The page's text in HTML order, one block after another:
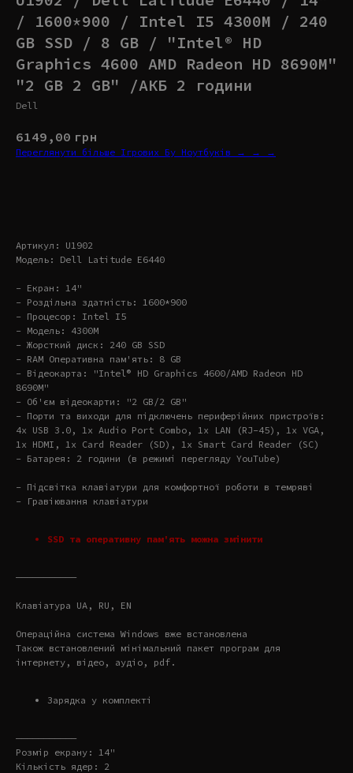
/ 1600*900 / Intel I5 4300M / 240
GB SSD / 8 GB / "Intel® HD
Graphics 4600 AMD Radeon HD 8690M"
"2 GB 2 GB" /АКБ 2 години
Dell
6149,00 грн
Переглянути більше Ігрових Бу Ноутбуків → → →
Артикул: U1902
Модель: Dell Latitude E6440
- Екран: 14"
- Роздільна здатність: 1600*900
- Процесор: Intel I5
- Модель: 4300M
- Жорсткий диск: 240 GB SSD
- RAM Оперативна пам'ять: 8 GB
- Відеокарта: "Intel® HD Graphics 4600/AMD Radeon HD
8690M"
- Об'єм відеокарти: "2 GB/2 GB"
- Порти та виходи для підключень периферійних пристроїв:
4x USB 3.0, 1x Audio Port Combo, 1x LAN (RJ-45), 1x VGA,
1x HDMI, 1x Card Reader (SD), 1x Smart Card Reader (SC)
- Батарея: 2 години (в режимі перегляду YouTube)
- Підсвітка клавіатури для комфортної роботи в темряві
- Гравіювання клавіатури
SSD та оперативну пам'ять можна змінити
———————————
Клавіатура UA, RU, EN
Операційна система Windows вже встановлена
Також встановлений мінімальний пакет програм для
інтернету, відео, аудіо, pdf.
Зарядка у комплекті
———————————
Розмір екрану: 14"
Кількість ядер: 2